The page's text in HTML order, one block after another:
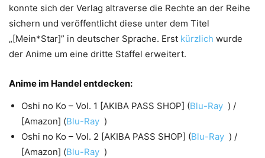
konnte sich der Verlag altraverse die Rechte an der Reihe
sichern und veröffentlicht diese unter dem Titel
„[Mein*Star]” in deutscher Sprache. Erst kürzlich wurde
der Anime um eine dritte Staffel erweitert.
Anime im Handel entdecken:
Oshi no Ko – Vol. 1 [AKIBA PASS SHOP] (Blu-Ray ) /
[Amazon] (Blu-Ray )
Oshi no Ko – Vol. 2 [AKIBA PASS SHOP] (Blu-Ray ) /
[Amazon] (Blu-Ray )